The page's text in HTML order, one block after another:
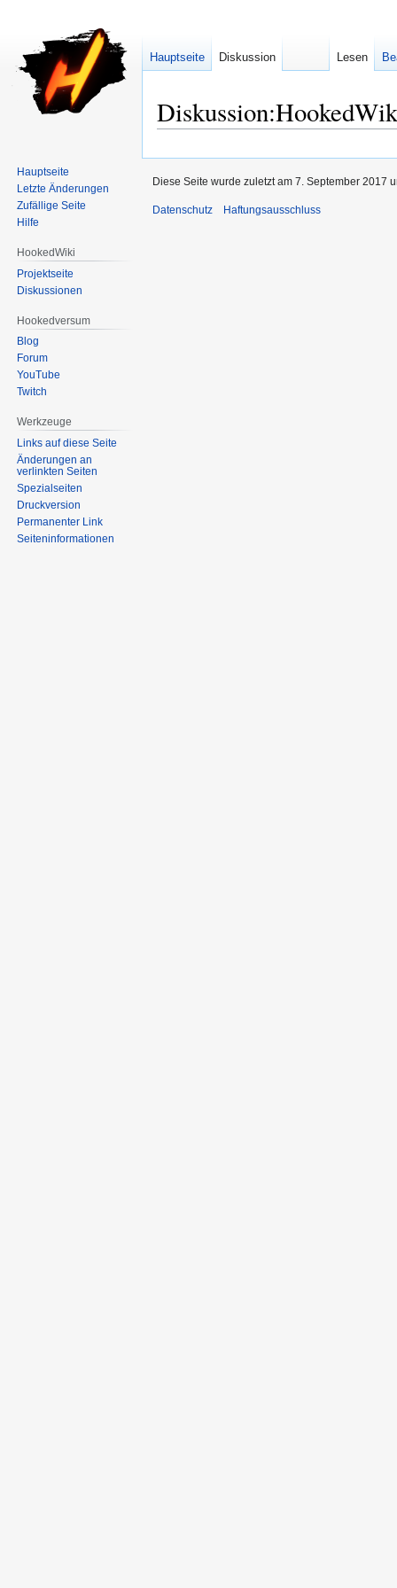
Hauptseite Diskussion Lesen
Hauptseite
Letzte Änderungen
Zufällige Seite
Hilfe
HookedWiki
Projektseite
Diskussionen
Hookedversum
Blog
Forum
YouTube
Twitch
Werkzeuge
Links auf diese Seite
Änderungen an
verlinkten Seiten
Spezialseiten
Druckversion
Permanenter Link
Seiten­informationen
Diese Seite wurde zuletzt am 7. September 2017
Datenschutz Haftungsausschluss